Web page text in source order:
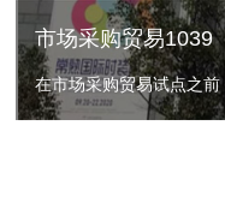
市场采购贸易1039